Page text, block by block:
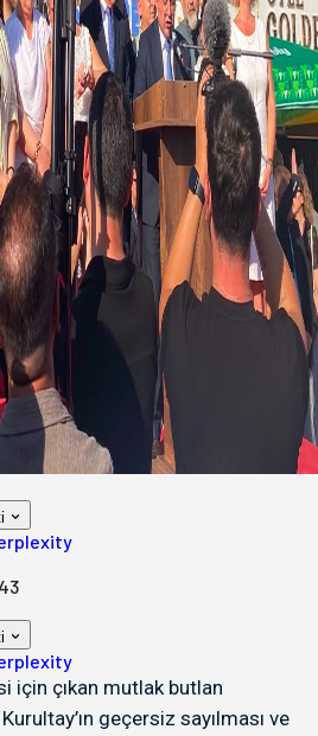
için çıkan mutlak butlan
geçersiz sayılması ve